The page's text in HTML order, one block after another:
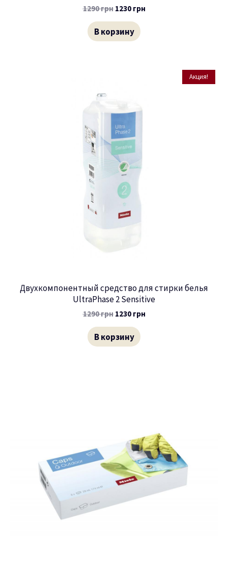
1290грн 1230 грн
В корзину
Акция!
Двухкомпонентный средство для стирки белья
UltraPhase 2 Sensitive
1290грн 1230 грн
В корзину